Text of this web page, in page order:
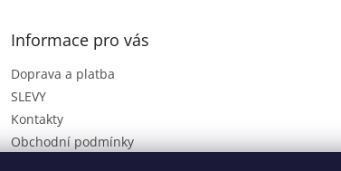
Informace pro vás
Doprava a platba
SLEVY
Kontakty
Obchodní podmínky